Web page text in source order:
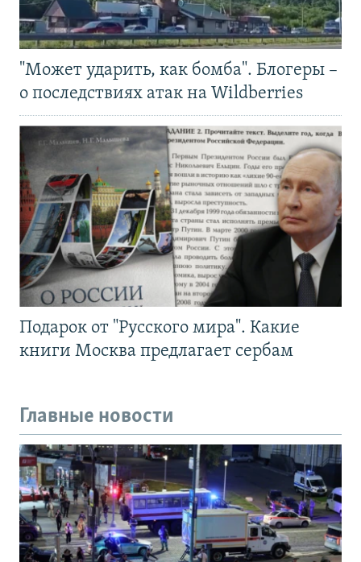
"Может ударить, как бомба". Блогеры –
о последствиях атак на Wildberries
Подарок от "Русского мира". Какие
книги Москва предлагает сербам
Главные новости